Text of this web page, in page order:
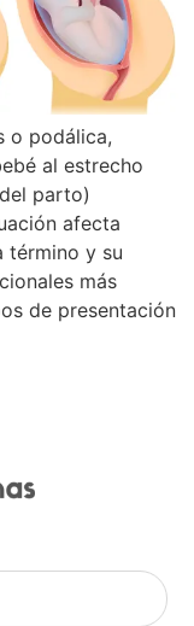
o podálica,
al estrecho
parto)
afecta
término y su
más
de presentación